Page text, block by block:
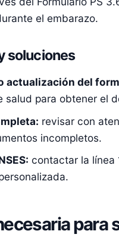
el embarazo.
soluciones
actualización del
salud para obtener el
revisar con
incompletos.
contactar la línea
para